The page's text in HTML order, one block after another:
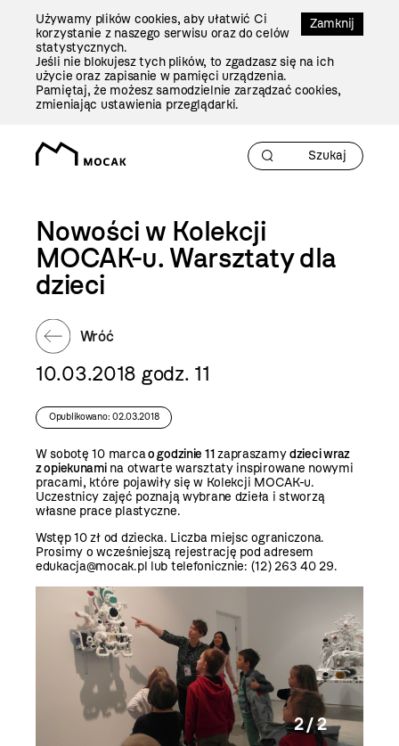
Zamknij
Używamy plików cookies, aby ułatwić Ci
korzystanie z naszego serwisu oraz do celów
statystycznych.
Jeśli nie blokujesz tych plików, to zgadzasz się na ich
użycie oraz zapisanie w pamięci urządzenia.
Pamiętaj, że możesz samodzielnie zarządzać cookies,
zmieniając ustawienia przeglądarki.
Nowości w Kolekcji
MOCAK-u. Warsztaty dla
dzieci
Wróć
10.03.2018 godz. 11
Opublikowano: 02.03.2018
W sobotę 10 marcao godzinie 11zapraszamydzieci wraz
z opiekunamina otwarte warsztaty inspirowane nowymi
pracami, które pojawiły się w Kolekcji MOCAK-u.
Uczestnicy zajęć poznają wybrane dzieła i stworzą
własne prace plastyczne.
Wstęp 10 zł od dziecka. Liczba miejsc ograniczona.
Prosimy o wcześniejszą rejestrację pod adresem
edukacja@mocak.pl lub telefonicznie: (12) 263 40 29.
2 / 2